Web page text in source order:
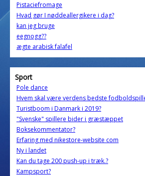
Pistaciefromage
Hvad gør I nøddeallergikere i dag?
kan jeg bruge
eegnogg??
ægte arabisk falafel
Sport
Pole dance
Hvem skal være verdens bedste
Turistboom i Danmark i 2019?
"Svenske" spillere bider i græstæppet
Boksekommentator?
Erfaring med nikestore-website com
Ny i landet
Kan du tage 200 push-up i træk.?
Kampsport?